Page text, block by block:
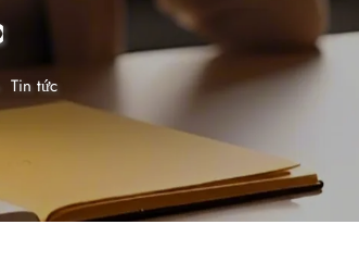
Tin tức